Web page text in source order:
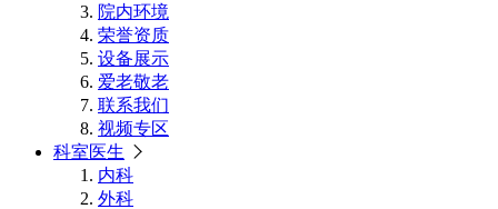
院内环境
荣誉资质
设备展示
爱老敬老
联系我们
视频专区
科室医生
内科
外科